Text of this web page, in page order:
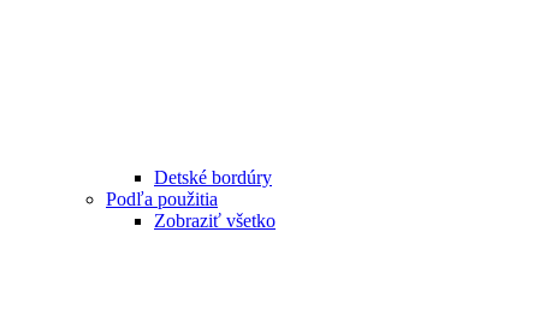
Detské bordúry
Podľa použitia
Zobraziť všetko